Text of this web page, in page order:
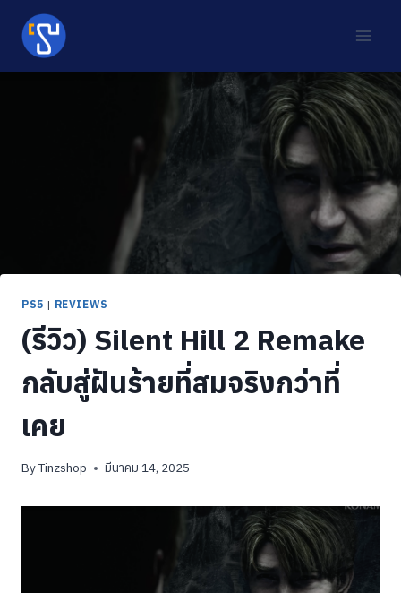
content
PS5 | REVIEWS
(รีวิว) Silent Hill 2 Remake
กลับสู่ฝันร้ายที่สมจริงกว่าที่
เคย
ByTinzshop มีนาคม 14, 2025